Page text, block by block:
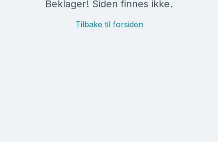
Beklager! Siden finnes ikke.
Tilbake til forsiden